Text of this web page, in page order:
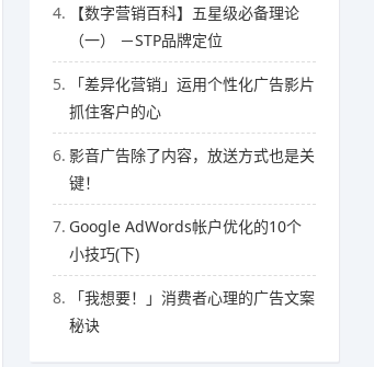
4.
【数字营销百科】五星级必备理论
（一） －STP品牌定位
5.
「差异化营销」运用个性化广告影片
抓住客户的心
6. 影音广告除了内容，放送方式也是关
键！
7. Google AdWords帐户优化的10个
小技巧(下)
8.
「我想要！」消费者心理的广告文案
秘诀